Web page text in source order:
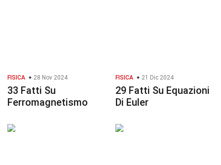
FISICA 28 Nov 2024
33 Fatti Su
Ferromagnetismo
FISICA 21 Dic 2024
29 Fatti Su Equazioni
Di Euler